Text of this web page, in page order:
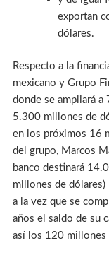
exportan
dólares.
Respecto a la
mexicano y Grupo
donde se ampliará
5.300 millones de
en los próximos 16
del grupo, Marcos
banco destinará
millones de
a la vez que se
años el saldo de su
así los 120 millones